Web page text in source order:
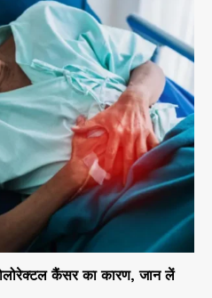
कैंसर का कारण, जान लें